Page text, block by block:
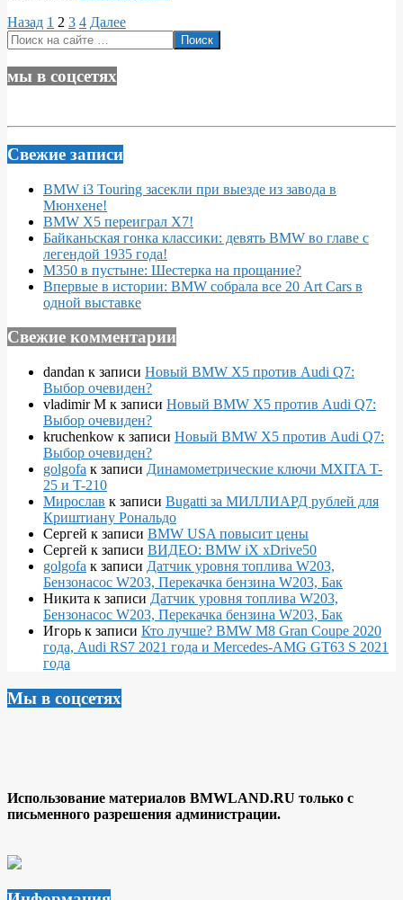
Пагинация
записей
Назад 1 2 3 4 Далее
Поиск
мы в соцсетях
Свежие записи
BMW i3 Touring засекли при выезде из завода в
Мюнхене!
BMW X5 переиграл X7!
Байканьская гонка классики: девять BMW во главе с
легендой 1935 года!
M350 в пустыне: Шестерка на прощание?
Впервые в истории: BMW собрала все 20 Art Cars в
одной выставке
Свежие комментарии
dandan к записи Новый BMW X5 против Audi Q7:
Выбор очевиден?
vladimir M к записи Новый BMW X5 против Audi Q7:
Выбор очевиден?
kruchenkow к записи Новый BMW X5 против Audi Q7:
Выбор очевиден?
golgofa к записи Динамометрические ключи MXITA T-
25 и T-210
Мирослав к записи Bugatti за МИЛЛИАРД рублей для
Криштиану Рональдо
Сергей к записи BMW USA повысит цены
Сергей к записи ВИДЕО: BMW iX xDrive50
golgofa к записи Датчик уровня топлива W203,
Бензонасос W203, Перекачка бензина W203, Бак
Никита к записи Датчик уровня топлива W203,
Бензонасос W203, Перекачка бензина W203, Бак
Игорь к записи Кто лучше? BMW M8 Gran Coupe 2020
года, Audi RS7 2021 года и Mercedes-AMG GT63 S 2021
года
Мы в соцсетях
Использование материалов BMWLAND.RU только с
письменного разрешения администрации.